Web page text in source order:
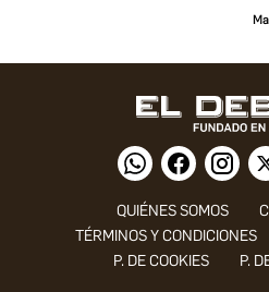
QUIÉNES SOMOS
TÉRMINOS Y CONDICIONES
P. DE COOKIES
P.